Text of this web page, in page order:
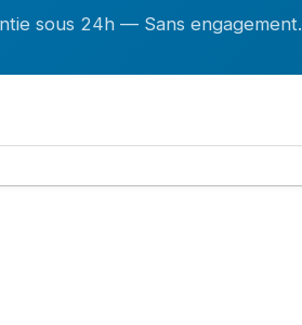
sous 24h — Sans engagement.